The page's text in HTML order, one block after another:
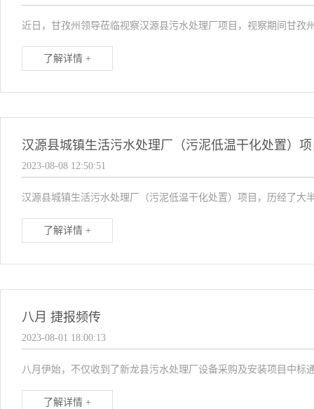
近日，甘孜州领导莅临视察汉源县污水处理厂项目，视察期间甘
了解详情 +
汉源县城镇生活污水处理厂（污泥低温干化处置）
2023-08-08 12:50:51
汉源县城镇生活污水处理厂（污泥低温干化处置）项目，历经了
了解详情 +
八月 捷报频传
2023-08-01 18:00:13
八月伊始，不仅收到了新龙县污水处理厂设备采购及安装项目中
了解详情 +